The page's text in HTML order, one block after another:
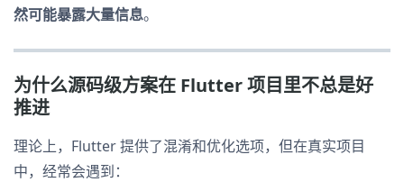
然可能暴露大量信息。
为什么源码级方案在 Flutter 项目里不总是好
推进
理论上，Flutter 提供了混淆和优化选项，但在真实项目
中，经常会遇到：